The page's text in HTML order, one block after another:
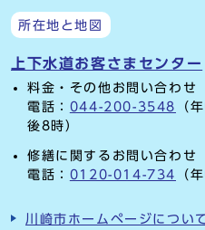
所在地と地図
上下水道お客さまセンター
料金・その他お問い合わせ
電話： 044-200-3548
（
後8時）
修繕に関するお問い合わせ
電話： 0120-014-734 （
川崎市ホームページについ